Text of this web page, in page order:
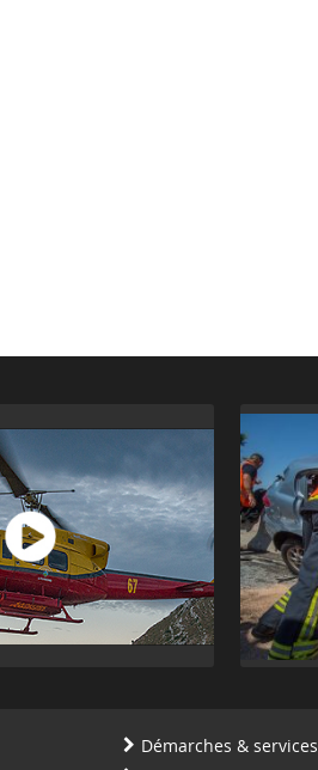
Démarches & services